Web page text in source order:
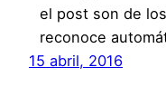
el post son de
reconoce
15 abril, 2016